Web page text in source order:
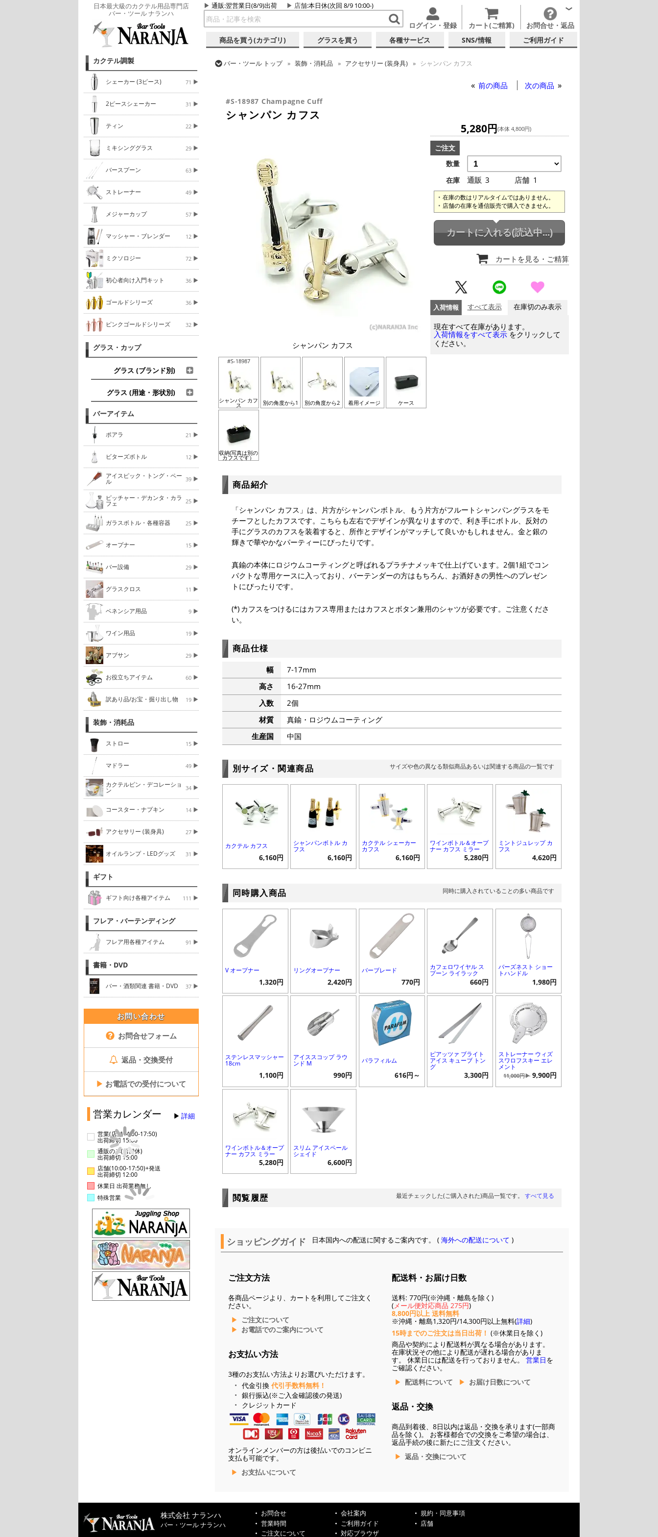
日本最大級のカクテル用品専門店
バー・ツール ナランハ
通販:翌営業日(8/9)出荷 店舗:本日休(次回 8/9 10:00-)
ログイン・登録 カート(ご精算) お問合せ・返品
商品を買う(カテゴリ) グラスを買う 各種サービス SNS/情報 ご利用ガイド
カクテル調製
シェーカー (3ピース) 71
2ピースシェーカー 31
ティン 22
ミキシンググラス 29
バースプーン 63
ストレーナー 49
メジャーカップ 57
マッシャー・ブレンダー 12
ミクソロジー 72
初心者向け入門キット 36
ゴールドシリーズ 36
ピンクゴールドシリーズ 32
グラス・カップ
グラス (ブランド別)
グラス (用途・形状別)
バーアイテム
ポアラ 21
ビターズボトル 12
アイスピック・トング・ペー
ル 39
ピッチャー・デカンタ・カラ
フェ 25
ガラスボトル・各種容器 25
オープナー 15
バー設備 29
グラスクロス 11
ベネンシア用品 9
ワイン用品 19
アブサン 29
お役立ちアイテム 60
訳あり品/お宝・掘り出し物 19
装飾・消耗品
ストロー 15
マドラー 49
カクテルピン・デコレーショ
ン 34
コースター・ナプキン 14
アクセサリー (装身具) 27
オイルランプ・LEDグッズ 31
ギフト
ギフト向け各種アイテム 111
フレア・バーテンディング
フレア用各種アイテム 91
書籍・DVD
バー・酒類関連 書籍・DVD 37
お問い合わせ
お問合せフォーム
返品・交換受付
▶ お電話での受付について
営業カレンダー 詳細
営業(店舗14:00-17:50)
出荷締切 15:00
通販のみ(店舗休)
出荷締切 15:00
店舗(10:00-17:50)+発送
出荷締切 12:00
休業日 出荷業務無し
特殊営業
バー・ツール トップ 装飾・消耗品 アクセサリー (装身具)
シャンパン カフス
前の商品 次の商品
#S-18987 Champagne Cuff
シャンパン カフス
シャンパン カフス
#S-18987
シャンパン カフ
ス 別の角度から1 別の角度から2 着用イメージ ケース
収納(写真は別の
カフスです）
5,280円(本体 4,800円)
ご注文
数量
在庫
通販 3 店舗 1
在庫の数はリアルタイムではありません。
店舗の在庫を通信販売で購入できません。
カートに入れる(読込中...)
カートを見る ・ご精算
入荷情報 すべて表示 在庫切のみ表示
現在すべて在庫があります。
入荷情報をすべて表示 をクリックして
ください。
商品紹介
「シャンパン カフス」は、片方がシャンパンボトル、もう片方がフルートシャンパングラスをモ
チーフとしたカフスです。こちらも左右でデザインが異なりますので、利き手にボトル、反対の
手にグラスのカフスを装着すると、所作とデザインがマッチして良いかもしれません。金と銀の
輝きで華やかなパーティーにぴったりです。
真鍮の本体にロジウムコーティングと呼ばれるプラチナメッキで仕上げています。2個1組でコン
パクトな専用ケースに入っており、バーテンダーの方はもちろん、お酒好きの男性へのプレゼン
トにぴったりです。
カフスをつけるにはカフス専用またはカフスとボタン兼用のシャツが必要です。ご注意くださ
い。
商品仕様
幅
7-17mm
高さ
16-27mm
入数
2個
材質
真鍮・ロジウムコーティング
生産国
中国
別サイズ・関連商品 サイズや色の異なる類似商品あるいは関連する商品の一覧です
カクテル カフス
6,160円
シャンパンボトル カ
フス
6,160円
カクテル シェーカー
カフス
6,160円
ワインボトル＆オープ
ナー カフス ミラー
5,280円
ミントジュレップ カ
フス
4,620円
同時購入商品 同時に購入されていることの多い商品です
V オープナー
1,320円
リングオープナー
2,420円
バーブレード
770円
カフェロワイヤル ス
プーン ライラック
660円
バーズネスト ショー
トハンドル
1,980円
ステンレスマッシャー
18cm
1,100円
アイススコップ ラウ
ンド M
990円
パラフィルム
616円～
ピアッツァ ブライト
アイス キューブ トン
グ
3,300円
ストレーナー ウィズ
スワロフスキー エレ
メント
11,000円▶ 9,900円
ワインボトル＆オープ
ナー カフス ミラー
5,280円
スリム アイスペール
シェイド
6,600円
閲覧履歴 最近チェックした(ご購入された)商品一覧です。 すべて見る
ショッピングガイド 日本国内への配送に関するご案内です。 (海外への配送について )
ご注文方法
各商品ページより、カートを利用してご注文く
ださい。
ご注文について
お電話でのご案内について
お支払い方法
3種のお支払い方法よりお選びいただけます。
代金引換 代引手数料無料！
銀行振込(※ご入金確認後の発送)
クレジットカード
オンラインメンバーの方は後払いでのコンビニ
支払も可能です。
お支払いについて
配送料・お届け日数
送料: 770円(※沖縄・離島を除く)
(メール便対応商品 275円)
8,800円以上 送料無料
※沖縄・離島1,320円/14,300円以上無料(詳細)
15時までのご注文は当日出荷！ (※休業日を除く)
商品や契約により配送料が異なる場合があります。
在庫状況その他により配送が遅れる場合がありま
す。 休業日には配送を行っておりません。 営業日を
ご確認ください。
配送料について
お届け日数について
返品・交換
商品到着後、8日以内は返品・交換を承ります(一部商
品を除く)。 お客様都合での交換をご希望の場合は、
返品手続の後に新たにご注文ください。
返品・交換について
株式会社 ナランハ
バー・ツール ナランハ
お問合せ 会社案内
規約・同意事項
営業時間
ご利用ガイド
店舗
ご注文について
対応ブラウザ